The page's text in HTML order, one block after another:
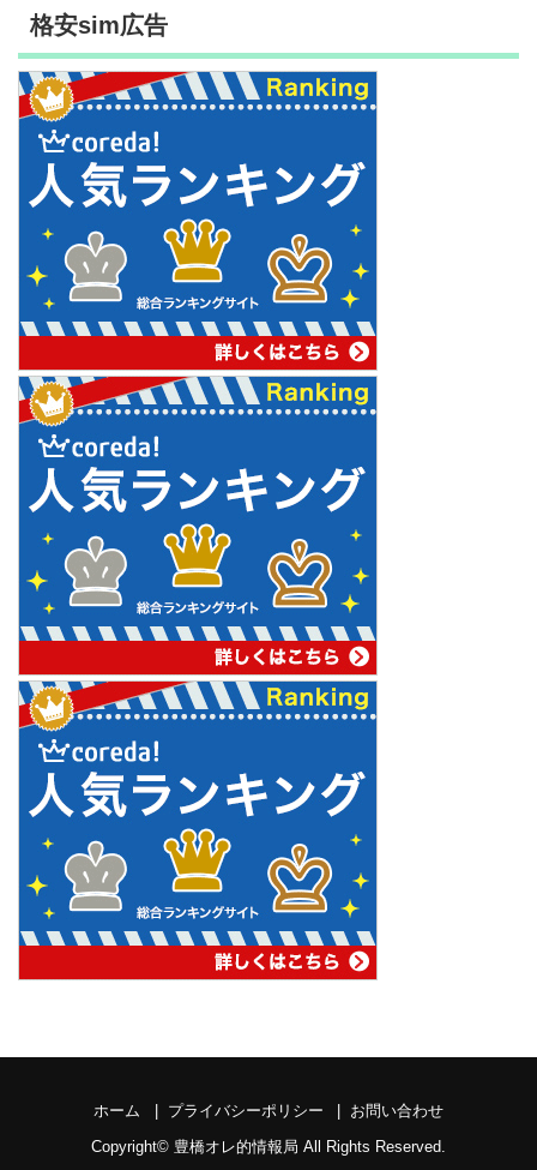
格安sim広告
ホーム プライバシーポリシー
お問い合わせ
Copyright© 豊橋オレ的情報局 All Rights Reserved.